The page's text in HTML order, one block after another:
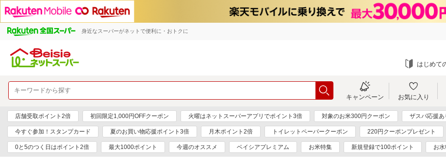
身近なスーパーがネットで便利に・おトクに
はじめて
キャンペーン お気に入り
店舗受取ポイント2倍 初回限定1,000円OFFクーポン 火曜はネットスーパーアプリでポイント3倍 対象のお米300円クーポン ザスパ応援
今すぐ参加！スタンプカード 夏のお買い物応援ポイント3倍 月木ポイント2倍 トイレットペーパークーポン 220円クーポンプレゼント
0と5のつく日はポイント2倍 最大1000ポイント 今週のオススメ ベイシアプレミアム お米特集 新規登録で100ポイント お